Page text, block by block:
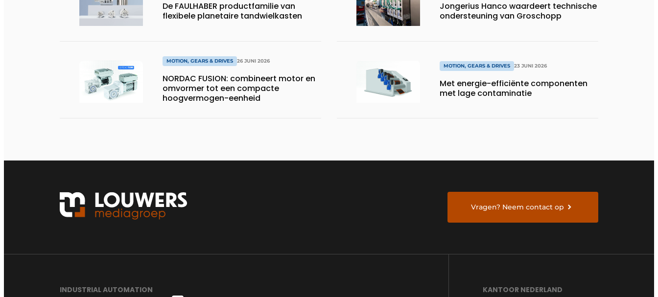
De FAULHABER productfamilie van
flexibele planetaire tandwielkasten
MOTION, GEARS & DRIVES 26 JUNI 2026
NORDAC FUSION: combineert motor en
omvormer tot een compacte
hoogvermogen-eenheid
Jongerius Hanco waardeert technische
ondersteuning van Groschopp
MOTION, GEARS & DRIVES 23 JUNI 2026
Met energie-efficiënte componenten
met lage contaminatie
Vragen? Neem contact op
INDUSTRIAL AUTOMATION KANTOOR NEDERLAND